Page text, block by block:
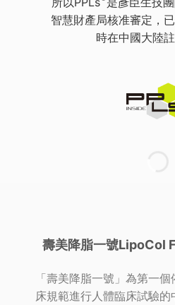
智慧財產局核准審定，
時在中國大陸註
壽美降脂一號LipoCol
「壽美降脂一號」為第一
床規範進行人體臨床試驗